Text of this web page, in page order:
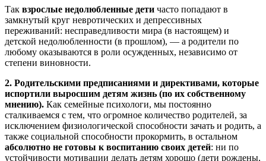
Так взрослые недолюбленные дети часто попадают в
замкнутый круг невротических и депрессивных
переживаний: несправедливости мира (в настоящем) и
детской недолюбленности (в прошлом), — а родители по
любому оказываются в роли осужденных, независимо от
степени виновности.
2. Родительскими предписаниями и директивами, которые
испортили выросшим детям жизнь (по их собственному
мнению). Как семейные психологи, мы постоянно
сталкиваемся с тем, что огромное количество родителей, за
исключением физиологической способности зачать и родить, а
также социальной способности прокормить, в остальном
абсолютно не готовы к воспитанию своих детей: ни по
устойчивости мотивации делать детям хорошо (дети рождены,